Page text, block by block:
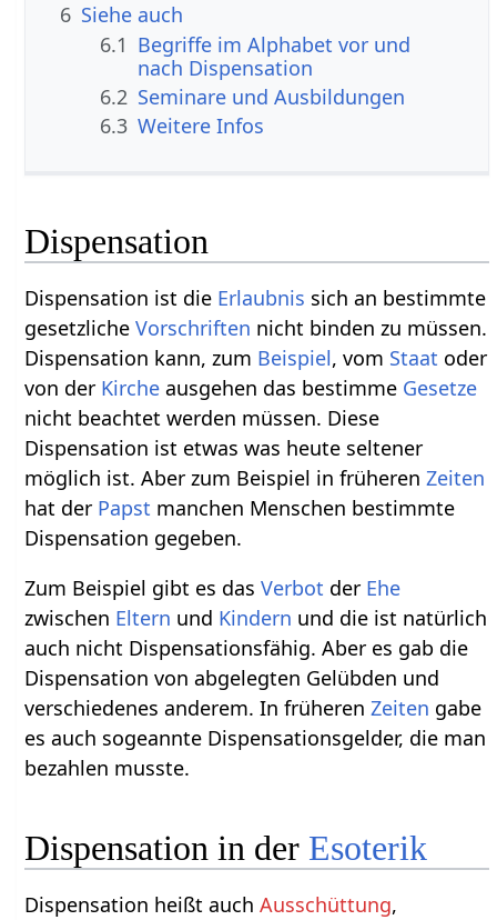
6 Siehe auch
6.1 Begriffe im Alphabet vor und
nach Dispensation
6.2 Seminare und Ausbildungen
6.3 Weitere Infos
Dispensation
Dispensation ist die Erlaubnis sich an bestimmte
gesetzlicheVorschriften nicht binden zu müssen.
Dispensation kann, zum Beispiel, vom Staat oder
von der Kirche ausgehen das bestimme Gesetze
nicht beachtet werden müssen. Diese
Dispensation ist etwas was heute seltener
möglich ist. Aber zum Beispiel in früherenZeiten
hat der Papst manchen Menschen bestimmte
Dispensation gegeben.
Zum Beispiel gibt es dasVerbot der Ehe
zwischen Eltern und Kindern und die ist natürlich
auch nicht Dispensationsfähig. Aber es gab die
Dispensation von abgelegten Gelübden und
verschiedenes anderem. In früherenZeiten gabe
es auch sogeannte Dispensationsgelder, die man
bezahlen musste.
Dispensation in der Esoterik
Dispensation heißt auchAusschüttung,